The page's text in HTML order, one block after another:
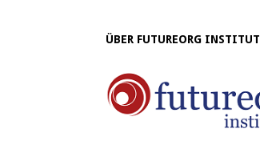
ÜBER FUTUREORG INSTITUT